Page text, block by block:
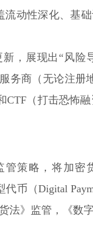
动性深化、基
，展现出“风
务商（无论注册
（打击恐怖
策略，将加密
币（Digital
法》监管，《数